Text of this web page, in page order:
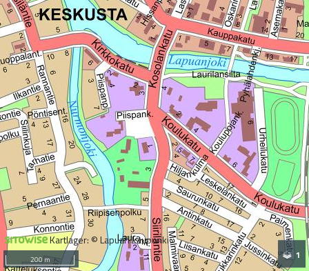
Kartlager: © Lapuan kaupunki
200 m 1